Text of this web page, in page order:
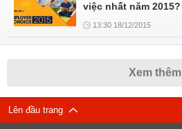
việc nhất năm 2015?
13:30 18/12/2015
Xem thêm
Lên đầu trang